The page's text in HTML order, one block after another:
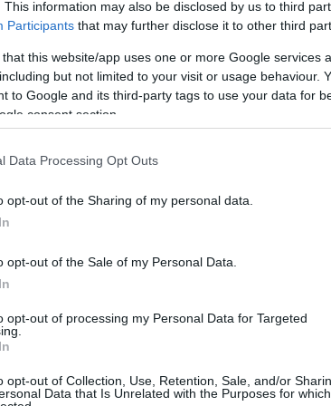
This information may also be disclosed by us to third
Participants that may further disclose it to other third
that this website/app uses one or more Google services
but not limited to your visit or usage behaviour.
to Google and its third-party tags to use your data for
consent section.
Data Processing Opt Outs
opt-out of the Sharing of my personal data.
opt-out of the Sale of my Personal Data.
opt-out of processing my Personal Data for Targeted
opt-out of Collection, Use, Retention, Sale, and/or
Data that Is Unrelated with the Purposes for
Fortepan / Inkey Tibor
a mesterséges intelligenciáról szóló rendeletét (
MI
és azóta fokozatosan, több lépcsőben válik
nemcsak a vállalatokra és fejlesztőkre vonatkozó
ki kellett volna építenie azt az intézményi
jócskán csúszott, több fordulatot vett, és máig
várnak. Az alábbiakban összefoglaljuk, milyen
mi történt eddig, hol vannak a bizonytalanságok, és mi
A CIVIL FELLÉPÉS BÜNTETŐJOGI